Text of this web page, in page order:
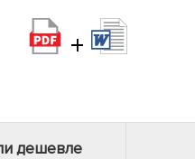
+
дешевле